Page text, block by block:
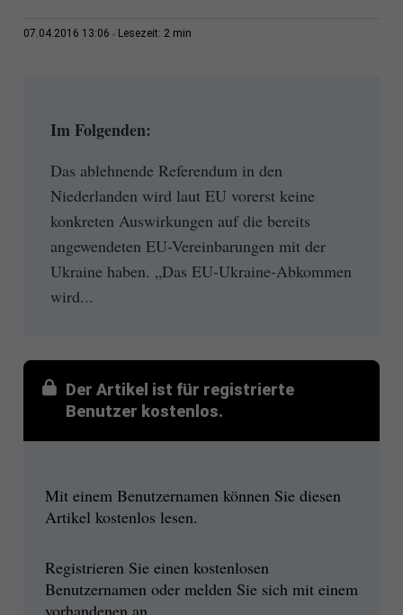
07.04.2016 13:06 Lesezeit: 2 min
Im Folgenden:
Das ablehnende Referendum in den
Niederlanden wird laut EU vorerst keine
konkreten Auswirkungen auf die bereits
angewendeten EU-Vereinbarungen mit der
Ukraine haben. „Das EU-Ukraine-Abkommen
wird...
Der Artikel ist für registrierte
Benutzer kostenlos.
Mit einem Benutzernamen können Sie diesen
Artikel kostenlos lesen.
Registrieren Sie einen kostenlosen
Benutzernamen oder melden Sie sich mit einem
vorhandenen an.